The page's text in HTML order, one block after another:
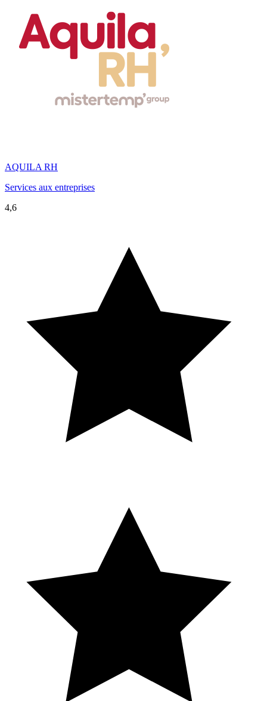
AQUILA RH
Services aux entreprises
4,6